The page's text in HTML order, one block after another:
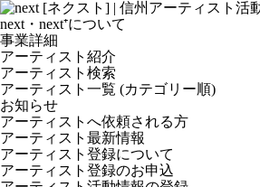
next・next⁺について
事業詳細
アーティスト紹介
アーティスト検索
アーティスト一覧 (カテゴリー順)
お知らせ
アーティストへ依頼される方
アーティスト最新情報
アーティスト登録について
アーティスト登録のお申込